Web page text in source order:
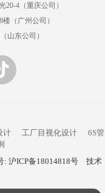
20-4（重庆公司）
（广州公司）
山东公司）
计 工厂目视化设计
6S管
: 沪ICP备18014818号技术